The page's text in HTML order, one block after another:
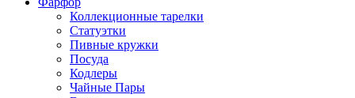
Коллекционные тарелки
Статуэтки
Пивные кружки
Посуда
Кодлеры
Чайные Пары